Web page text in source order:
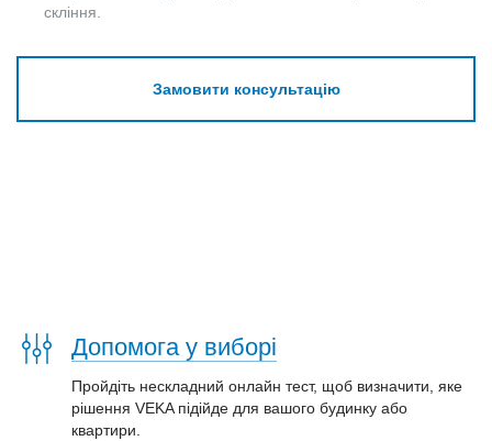
скління.
Замовити консультацію
Допомога у виборі
Пройдіть нескладний онлайн тест, щоб визначити, яке
рішення VEKA підійде для вашого будинку або
квартири.